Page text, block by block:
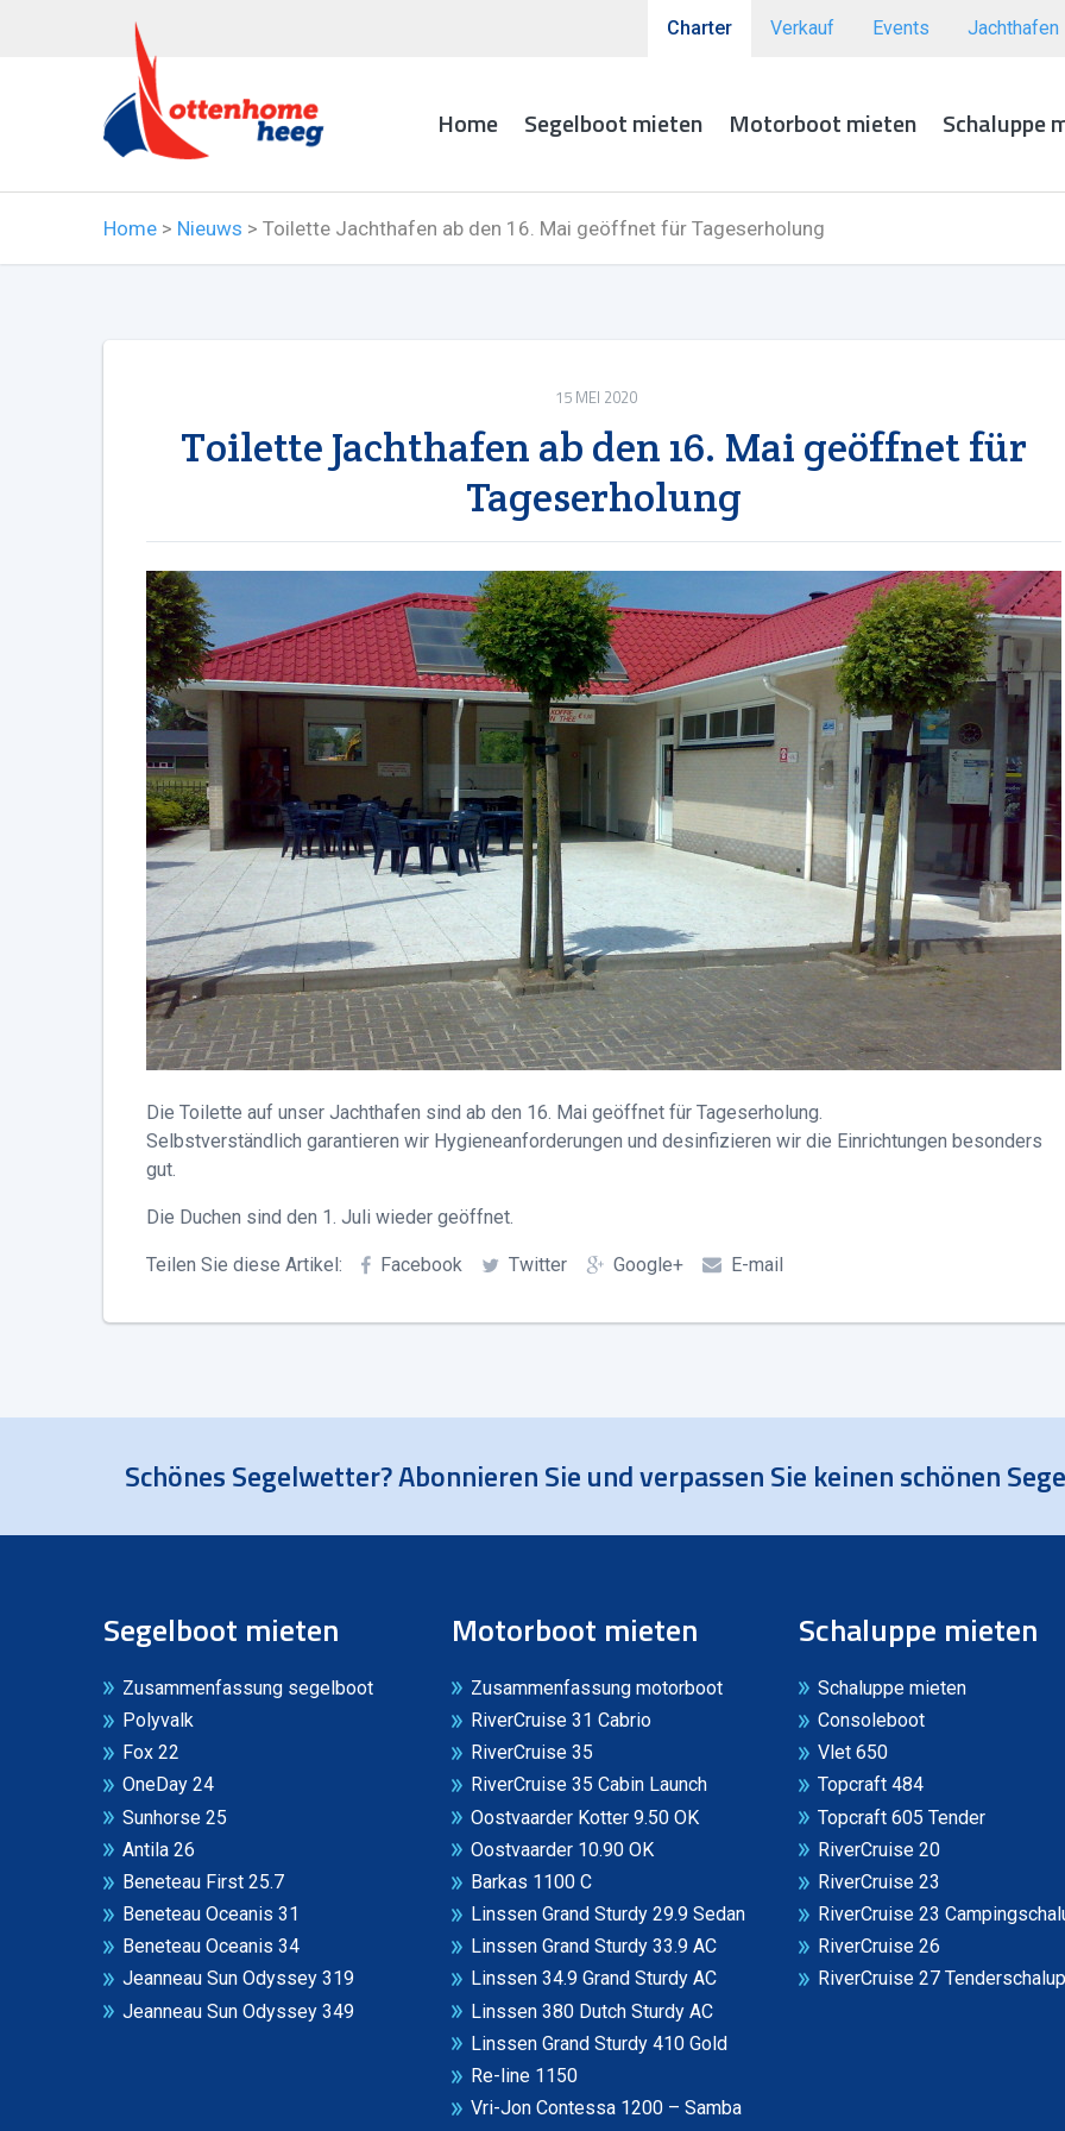
Charter Verkauf Events Jachthafen
Home Segelboot mieten Motorboot mieten Schaluppe
Home > Nieuws > Toilette Jachthafen ab den 16. Mai geöffnet für Tageserholung
15 MEI 2020
Toilette Jachthafen ab den 16. Mai geöffnet für
Tageserholung
Die Toilette auf unser Jachthafen sind ab den 16. Mai geöffnet für Tageserholung.
Selbstverständlich garantieren wir Hygieneanforderungen und desinfizieren wir die Einrichtungen besonders
gut.
Die Duchen sind den 1. Juli wieder geöffnet.
Teilen Sie diese Artikel: Facebook Twitter Google+ E-mail
Schönes Segelwetter? Abonnieren Sie und verpassen Sie keinen schönen
Segelboot mieten
Zusammenfassung segelboot
Polyvalk
Fox 22
OneDay 24
Sunhorse 25
Antila 26
Beneteau First 25.7
Beneteau Oceanis 31
Beneteau Oceanis 34
Jeanneau Sun Odyssey 319
Jeanneau Sun Odyssey 349
Motorboot mieten
Zusammenfassung motorboot
RiverCruise 31 Cabrio
RiverCruise 35
RiverCruise 35 Cabin Launch
Oostvaarder Kotter 9.50 OK
Oostvaarder 10.90 OK
Barkas 1100 C
Linssen Grand Sturdy 29.9 Sedan
Linssen Grand Sturdy 33.9 AC
Linssen 34.9 Grand Sturdy AC
Linssen 380 Dutch Sturdy AC
Linssen Grand Sturdy 410 Gold
Re-line 1150
Vri-Jon Contessa 1200 – Samba
Schaluppe mieten
Schaluppe mieten
Consoleboot
Vlet 650
Topcraft 484
Topcraft 605 Tender
RiverCruise 20
RiverCruise 23
RiverCruise 23
RiverCruise 26
RiverCruise 27